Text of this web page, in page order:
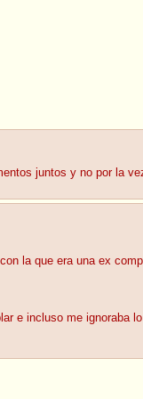
juntos y no por la
la que era una ex
e incluso me ignoraba lo